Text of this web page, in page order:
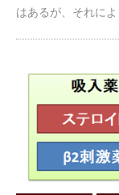
はあるが、それに